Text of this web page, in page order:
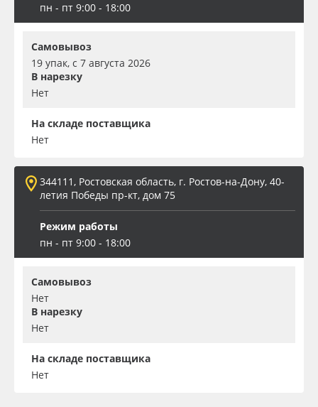
пн - пт 9:00 - 18:00
Самовывоз
19 упак, с 7 августа 2026
В нарезку
Нет
На складе поставщика
Нет
344111, Ростовская область, г. Ростов-на-Дону, 40-
летия Победы пр-кт, дом 75
Режим работы
пн - пт 9:00 - 18:00
Самовывоз
Нет
В нарезку
Нет
На складе поставщика
Нет